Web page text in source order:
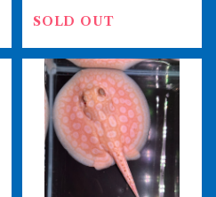
SOLD OUT